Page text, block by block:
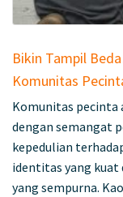
Bikin Tampil
Komunitas
Komunitas pecinta
dengan semangat
kepedulian
identitas yang kuat
yang sempurna.